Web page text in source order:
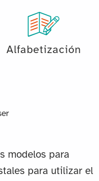
Alfabetización
modelos para
para utilizar el